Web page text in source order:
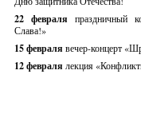
22 февраля праздничный
Слава!»
15 февраля вечер-концерт
12 февраля лекция